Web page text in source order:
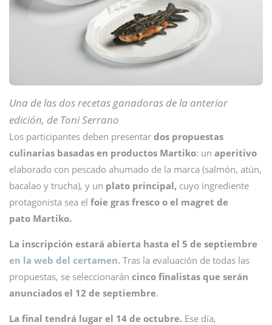
Una de las dos recetas ganadoras de la anterior
edición, de Toni Serrano
Los participantes deben presentar dos propuestas
culinarias basadas en productos Martiko: un aperitivo
elaborado con pescado ahumado de la marca (salmón, atún,
bacalao y trucha), y un plato principal, cuyo ingrediente
protagonista sea el foie gras fresco o el magret de
pato Martiko.
La inscripción estará abierta hasta el 5 de septiembre
en la web del certamen. Tras la evaluación de todas las
propuestas, se seleccionarán cinco finalistas que serán
anunciados el 12 de septiembre.
La final tendrá lugar el 14 de octubre. Ese día,